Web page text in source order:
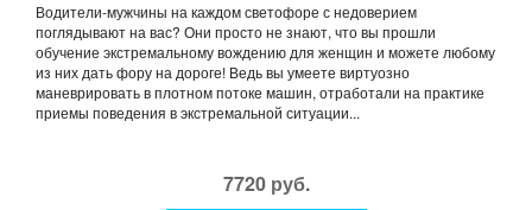
Водители-мужчины на каждом светофоре с недоверием
поглядывают на вас? Они просто не знают, что вы прошли
обучение экстремальному вождению для женщин и можете любому
из них дать фору на дороге! Ведь вы умеете виртуозно
маневрировать в плотном потоке машин, отработали на практике
приемы поведения в экстремальной ситуации...
7720 руб.